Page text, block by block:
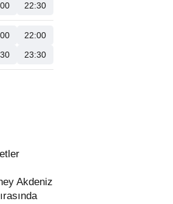
22:30
22:00
23:30
Akdeniz